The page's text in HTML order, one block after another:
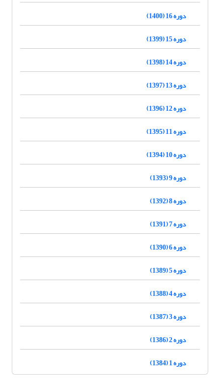
دوره 16 (1400)
دوره 15 (1399)
دوره 14 (1398)
دوره 13 (1397)
دوره 12 (1396)
دوره 11 (1395)
دوره 10 (1394)
دوره 9 (1393)
دوره 8 (1392)
دوره 7 (1391)
دوره 6 (1390)
دوره 5 (1389)
دوره 4 (1388)
دوره 3 (1387)
دوره 2 (1386)
دوره 1 (1384)